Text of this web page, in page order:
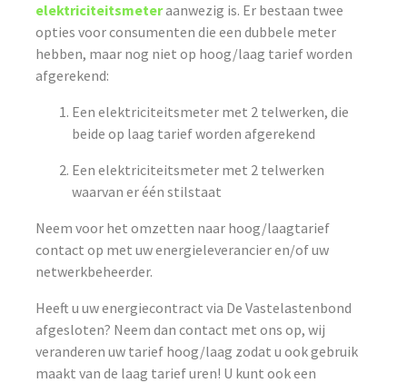
elektriciteitsmeteraanwezig is. Er bestaan twee
opties voor consumenten die een dubbele meter
hebben, maar nog niet op hoog/laag tarief worden
afgerekend:
Een elektriciteitsmeter met 2 telwerken, die
beide op laag tarief worden afgerekend
Een elektriciteitsmeter met 2 telwerken
waarvan er één stilstaat
Neem voor het omzetten naar hoog/laagtarief
contact op met uw energieleverancier en/of uw
netwerkbeheerder.
Heeft u uw energiecontract via De Vastelastenbond
afgesloten? Neem dan contact met ons op, wij
veranderen uw tarief hoog/laag zodat u ook gebruik
maakt van de laag tarief uren! U kunt ook een